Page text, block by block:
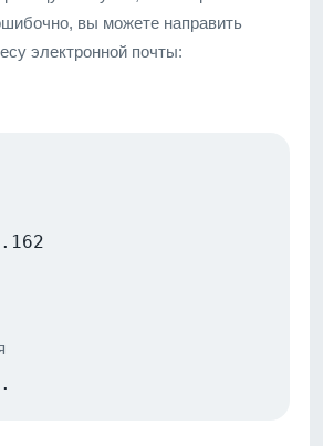
вы можете направить
электронной почты: